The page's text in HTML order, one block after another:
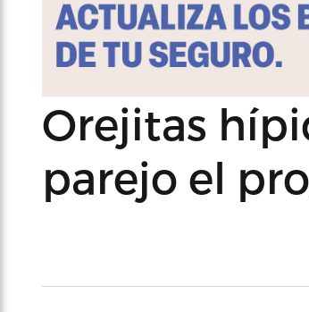
Orejitas
parejo el